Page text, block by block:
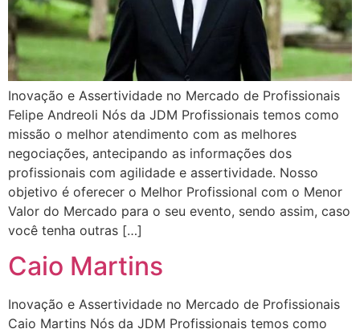
Inovação e Assertividade no Mercado de Profissionais
Felipe Andreoli Nós da JDM Profissionais temos como
missão o melhor atendimento com as melhores
negociações, antecipando as informações dos
profissionais com agilidade e assertividade. Nosso
objetivo é oferecer o Melhor Profissional com o Menor
Valor do Mercado para o seu evento, sendo assim, caso
você tenha outras […]
Caio Martins
Inovação e Assertividade no Mercado de Profissionais
Caio Martins Nós da JDM Profissionais temos como